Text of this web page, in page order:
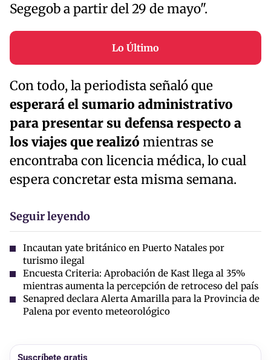
Segegob a partir del 29 de mayo".
Lo Último
Con todo, la periodista señaló que
esperará el sumario administrativo
para presentar su defensa respecto a
los viajes que realizó mientras se
encontraba con licencia médica, lo cual
espera concretar esta misma semana.
Seguir leyendo
Incautan yate británico en Puerto Natales por
turismo ilegal
Encuesta Criteria: Aprobación de Kast llega al 35%
mientras aumenta la percepción de retroceso del país
Senapred declara Alerta Amarilla para la Provincia de
Palena por evento meteorológico
Suscríbete gratis